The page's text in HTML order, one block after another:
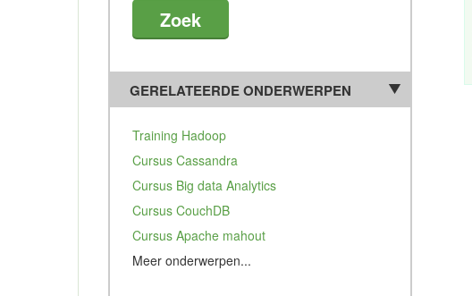
GERELATEERDE ONDERWERPEN
Training Hadoop
Cursus Cassandra
Cursus Big data Analytics
Cursus CouchDB
Cursus Apache mahout
Meer onderwerpen...